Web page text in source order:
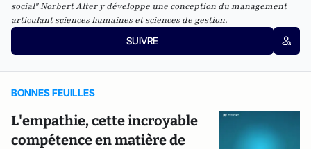
social" Norbert Alter y développe une conception du management
articulant sciences humaines et sciences de gestion.
SUIVRE
BONNES FEUILLES
L'empathie, cette incroyable
compétence en matière de